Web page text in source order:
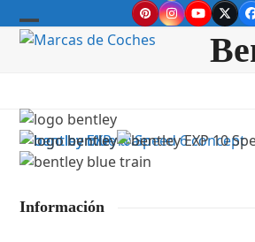
to
PinterestInstagram
YouTube
Open
Close
Información